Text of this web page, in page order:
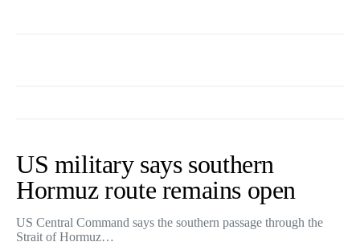
US military says southern
Hormuz route remains open
US Central Command says the southern passage through the
Strait of Hormuz…